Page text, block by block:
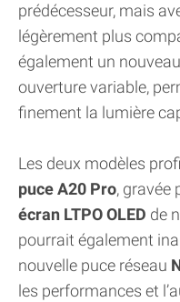
prédécesseur, mais
légèrement plus
également un
ouverture variable,
finement la lumière
Les deux modèles
puce A20 Pro, gravée
écran LTPO OLED de
pourrait également
nouvelle puce réseau
les performances et